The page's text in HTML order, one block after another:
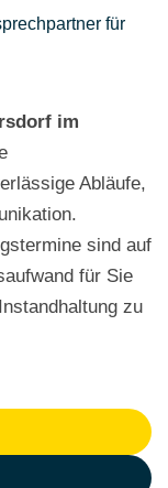
für
im
Abläufe,
sind auf
für Sie
zu